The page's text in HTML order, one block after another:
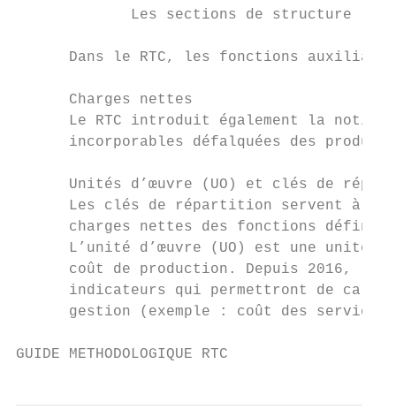
Les sections de structure
Dans le RTC, les fonctions
      Charges nettes
Le RTC introduit également la
incorporables défalquées des
Unités d’œuvre (UO) et clés de
Les clés de répartition servent à
charges nettes des fonctions
L’unité d’œuvre (UO) est une unité
coût de production. Depuis 2016, la
indicateurs qui permettront de
gestion (exemple : coût des services
GUIDE METHODOLOGIQUE